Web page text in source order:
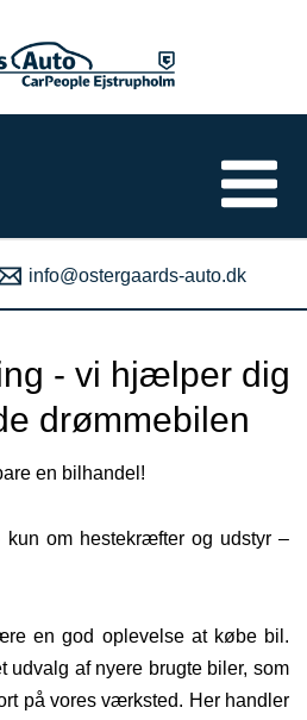
info@ostergaards-auto.dk
- vi hjælper dig
drømmebilen
en bilhandel!
om hestekræfter og udstyr –
en god oplevelse at købe bil.
udvalg af nyere brugte biler, som
på vores værksted. Her handler